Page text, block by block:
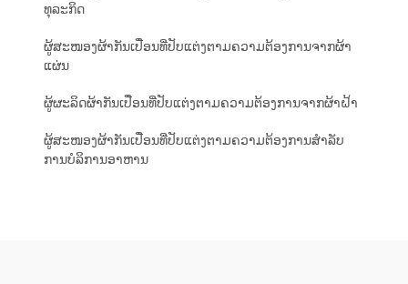
ທຸລະກິດ
ຜູ້ສະໜອງຜ້າກັນເປື່ອນທີ່ປັບແຕ່ງຕາມຄວາມຕ້ອງການຈາກຜ້າ
ແຜ່ນ
ຜູ້ຜະລິດຜ້າກັນເປື່ອນທີ່ປັບແຕ່ງຕາມຄວາມຕ້ອງການຈາກຜ້າຝ້າ
ຜູ້ສະໜອງຜ້າກັນເປື່ອນທີ່ປັບແຕ່ງຕາມຄວາມຕ້ອງການສຳລັບ
ການບໍລິການອາຫານ